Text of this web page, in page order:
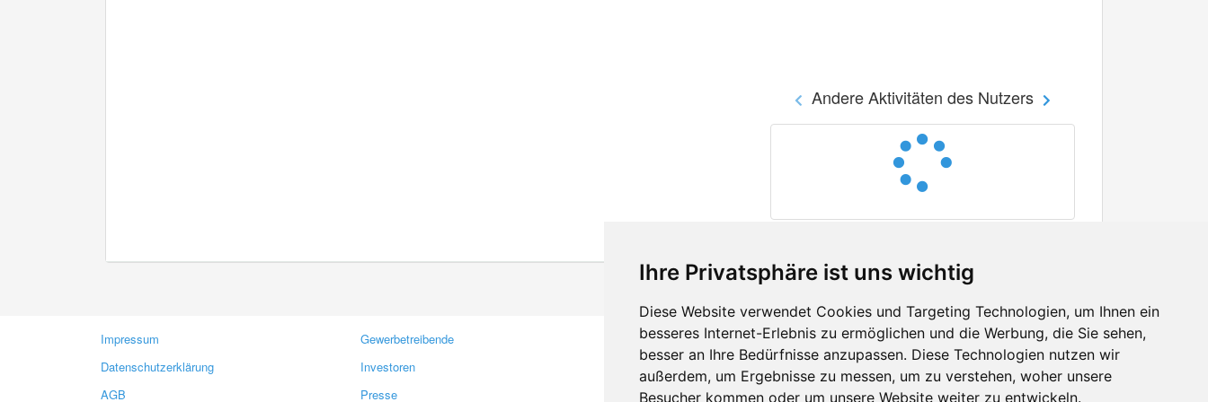
Ihre Privatsphäre ist uns wichtig
Diese Website verwendet Cookies und Targeting Technologien, um Ihnen ein
besseres Internet-Erlebnis zu ermöglichen und die Werbung, die Sie sehen,
besser an Ihre Bedürfnisse anzupassen. Diese Technologien nutzen wir
außerdem, um Ergebnisse zu messen, um zu verstehen, woher unsere
Besucher kommen oder um unsere Website weiter zu entwickeln.
Andere Aktivitäten des Nutzers
Impressum
Datenschutzerklärung
AGB
Gewerbetreibende
Investoren
Presse
Kontakt
Feedback
Fehler melden
Facebook
Twitter
YouTube